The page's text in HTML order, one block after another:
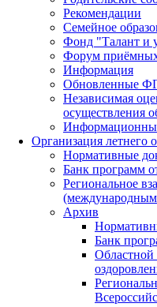
Рекомендации
Семейное
Фонд "Талант и
Форум
Информация
Обновленные
Независимая
осуществления
Организация летнего
Нормативные
Банк программ
Региональное
Архив
Банк
Областной